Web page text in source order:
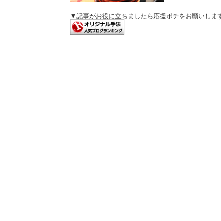
▼記事がお役に立ちましたら応援ポチをお願いしま